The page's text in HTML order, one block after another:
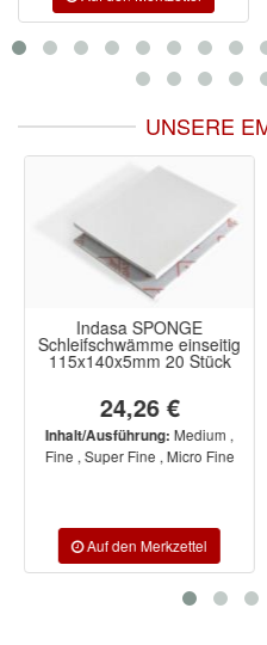
UNSERE
Indasa SPONGE
Schleifschwämme einseitig
115x140x5mm 20 Stück
24,26 €
Inhalt/Ausführung:Medium ,
Fine , Super Fine , Micro Fine